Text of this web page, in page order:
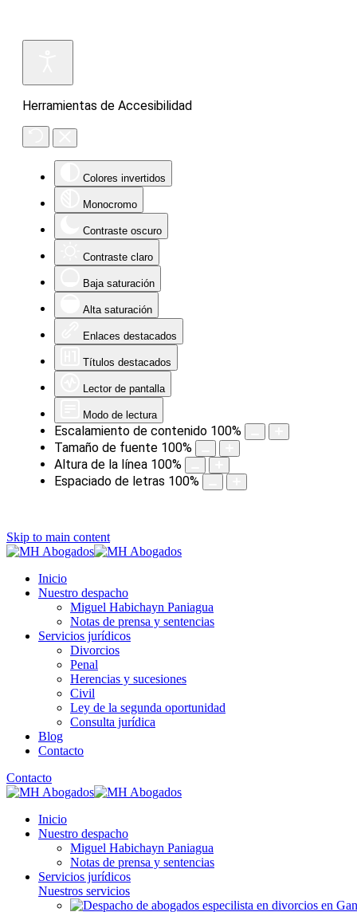
Herramientas de Accesibilidad
Colores invertidos
Monocromo
Contraste oscuro
Contraste claro
Baja saturación
Alta saturación
Enlaces destacados
Títulos destacados
Lector de pantalla
Modo de lectura
Escalamiento de contenido 100%
Tamaño de fuente 100%
Altura de la línea 100%
Espaciado de letras 100%
Skip to main content
Inicio
Nuestro despacho
Miguel Habichayn Paniagua
Notas de prensa y sentencias
Servicios jurídicos
Divorcios
Penal
Herencias y sucesiones
Civil
Ley de la segunda oportunidad
Consulta jurídica
Blog
Contacto
Contacto
Inicio
Nuestro despacho
Miguel Habichayn Paniagua
Notas de prensa y sentencias
Servicios jurídicos
Nuestros servicios